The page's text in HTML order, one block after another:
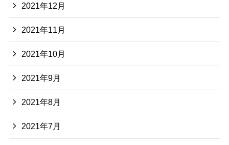
2021年12月
2021年11月
2021年10月
2021年9月
2021年8月
2021年7月